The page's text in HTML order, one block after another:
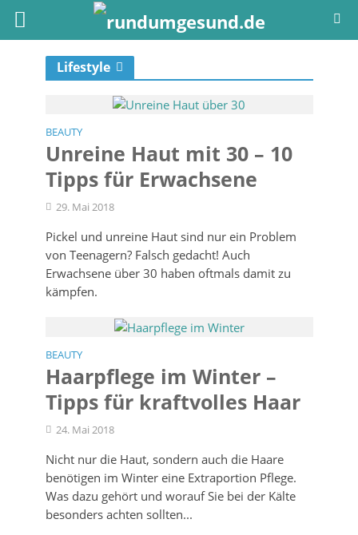
Lifestyle
BEAUTY
Unreine Haut mit 30 – 10
Tipps für Erwachsene
29. Mai 2018
Pickel und unreine Haut sind nur ein Problem
von Teenagern? Falsch gedacht! Auch
Erwachsene über 30 haben oftmals damit zu
kämpfen.
BEAUTY
Haarpflege im Winter –
Tipps für kraftvolles Haar
24. Mai 2018
Nicht nur die Haut, sondern auch die Haare
benötigen im Winter eine Extraportion Pflege.
Was dazu gehört und worauf Sie bei der Kälte
besonders achten sollten...